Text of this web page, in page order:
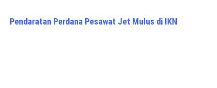
Pendaratan Perdana Pesawat Jet Mulus di IKN